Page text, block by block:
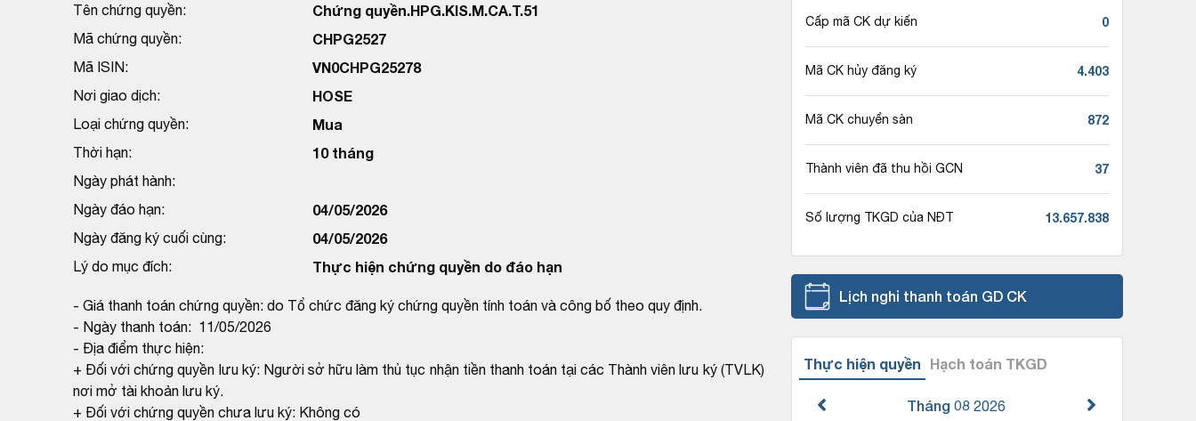
Tên chứng quyền: Chứng quyền.HPG.KIS.M.CA.T.51
Mã chứng quyền: CHPG2527
Mã ISIN: VN0CHPG25278
Nơi giao dịch: HOSE
Loại chứng quyền: Mua
Thời hạn: 10 tháng
Ngày phát hành:
Ngày đáo hạn:
04/05/2026
Ngày đăng ký cuối cùng: 04/05/2026
Lý do mục đích: Thực hiện chứng quyền do đáo hạn
- Giá thanh toán chứng quyền: do Tổ chức đăng ký chứng quyền tính toán và công bố theo quy định.
- Ngày thanh toán: 11/05/2026
- Địa điểm thực hiện:
+ Đối với chứng quyền lưu ký: Người sở hữu làm thủ tục nhận tiền thanh toán tại các Thành viên lưu ký (TVLK)
nơi mở tài khoản lưu ký.
+ Đối với chứng quyền chưa lưu ký: Không có
Cấp mã CK dự kiến 0
Mã CK hủy đăng ký 4.403
Mã CK chuyển sàn 872
Thành viên đã thu hồi GCN 37
Số lượng TKGD của NĐT 13.657.838
Lịch nghỉ thanh toán GD CK
Thực hiện quyền Hạch toán TKGD
Tháng 08 2026